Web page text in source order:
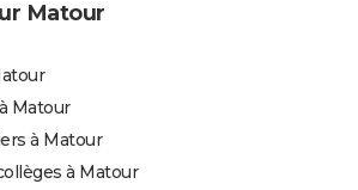
Matour
Matour
à Matour
à Matour